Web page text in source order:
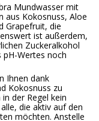
Mundwasser mit
aus Kokosnuss, Aloe
Grapefruit, die
ist außerdem,
Zuckeralkohol
pH-Wertes noch
Ihnen dank
Kokosnuss zu
der Regel kein
die aktiv auf den
möchten. Anstelle